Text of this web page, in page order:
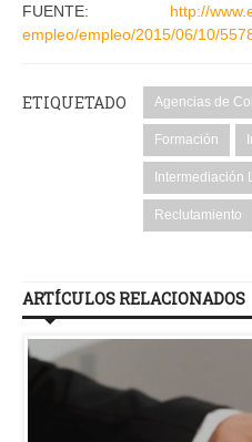
FUENTE: http://
empleo/empleo/2015/06/10/
ETIQUETADO Agencias de
Formación
Intermediación
Reclutamiento
ARTÍCULOS RELACIONADOS